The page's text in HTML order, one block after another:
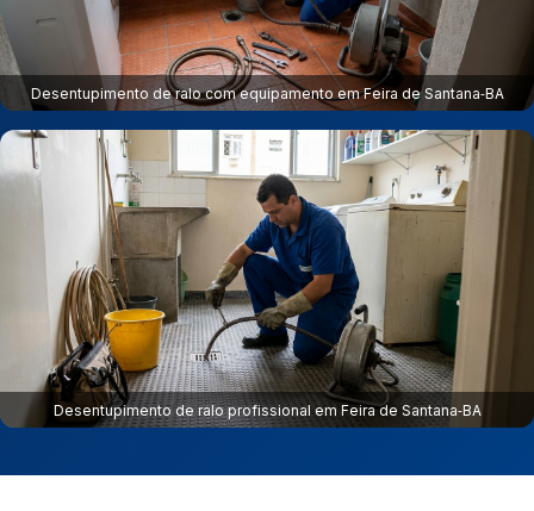
Desentupimento de ralo com equipamento em Feira de Santana‑BA
Desentupimento de ralo profissional em Feira de Santana‑BA